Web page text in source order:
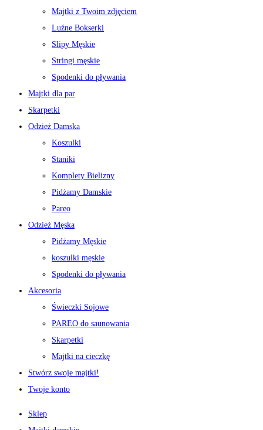
Majtki z Twoim zdjęciem
Luźne Bokserki
Slipy Męskie
Stringi męskie
Spodenki do pływania
Majtki dla par
Skarpetki
Odzież Damska
Koszulki
Staniki
Komplety Bielizny
Pidżamy Damskie
Pareo
Odzież Męska
Pidżamy Męskie
koszulki męskie
Spodenki do pływania
Akcesoria
Świeczki Sojowe
PAREO do saunowania
Skarpetki
Majtki na cieczkę
Stwórz swoje majtki!
Twoje konto
Sklep